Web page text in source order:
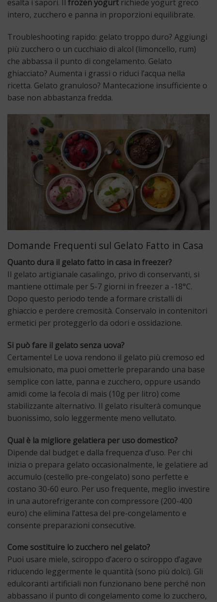
esalta i sapori. Il frozen yogurt richiede yogurt greco
intero, zucchero e panna in proporzioni equilibrate.
Troubleshooting rapido: gelato troppo duro? Aggiungi
più zucchero o un cucchiaio di alcol (limoncello, rum)
che abbassa il punto di congelamento. Gelato
ghiacciato? Aumenta i grassi o riduci l’acqua nella
ricetta. Gelato granuloso? Mantecazione insufficiente o
base non abbastanza fredda.
Domande Frequenti sul Gelato Fatto in Casa
Quanto dura il gelato fatto in casa in freezer?
Il gelato artigianale casalingo, privo di conservanti, si
mantiene ottimale per 5-7 giorni in freezer a -18°C.
Dopo questo periodo tende a formare cristalli di
ghiaccio e perdere cremosità. Conservalo in contenitori
ermetici per proteggerlo da odori e ossidazione.
Si può fare il gelato senza uova?
Certamente! Le uova rendono il gelato più cremoso ed
emulsionato, ma puoi ometterle preparando una base
semplice con latte, panna e zucchero, oppure usando
amidi come la fecola di mais (10g per litro) come
stabilizzante alternativo. Il gelato risulterà comunque
buonissimo, solo leggermente meno vellutato.
Qual è la migliore gelatiera per uso domestico?
Dipende dal budget e dalla frequenza d’uso. Per chi
inizia o prepara gelato occasionalmente, le gelatiere ad
accumulo (cestello pre-congelato) sono perfette e
costano 30-60 euro. Per uso frequente, meglio investire
in una autorefrigerante con compressore (200-400
euro) che elimina l’attesa del pre-congelamento e
consente preparazioni consecutive.
Come sostituire lo zucchero nel gelato?
Puoi usare miele, sciroppo d’acero o sciroppo d’agave
riducendo leggermente le quantità (sono più dolci). Gli
edulcoranti artificiali non funzionano bene perché non
abbassano il punto di congelamento come lo zucchero,